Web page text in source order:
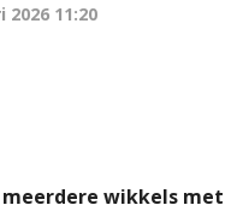
11:20
wikkels met